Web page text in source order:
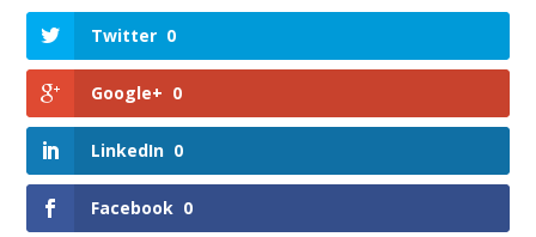
Twitter 0
Google+ 0
LinkedIn 0
Facebook 0